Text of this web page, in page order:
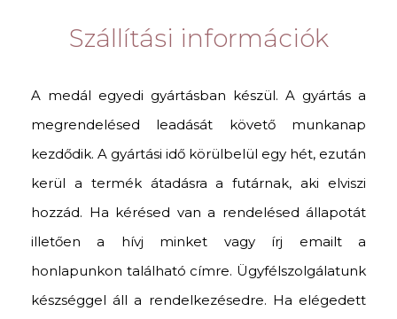
Szállítási információk
A medál egyedi gyártásban készül. A gyártás a
megrendelésed leadását követő munkanap
kezdődik. A gyártási idő körülbelül egy hét, ezután
kerül a termék átadásra a futárnak, aki elviszi
hozzád. Ha kérésed van a rendelésed állapotát
illetően a hívj minket vagy írj emailt a
honlapunkon található címre. Ügyfélszolgálatunk
készséggel áll a rendelkezésedre. Ha elégedett